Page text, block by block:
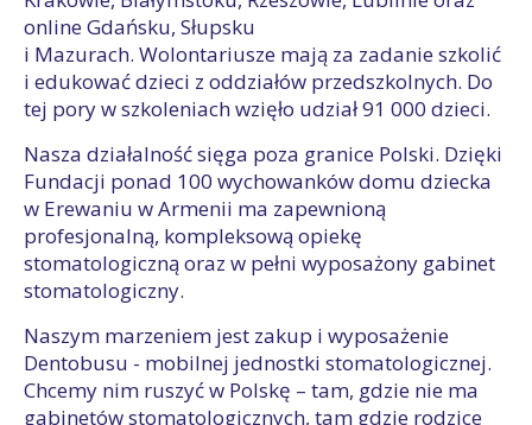
online Gdańsku, Słupsku
i Mazurach. Wolontariusze mają za zadanie szkolić
i edukować dzieci z oddziałów przedszkolnych. Do
tej pory w szkoleniach wzięło udział 91 000 dzieci.
Nasza działalność sięga poza granice Polski. Dzięki
Fundacji ponad 100 wychowanków domu dziecka
w Erewaniu w Armenii ma zapewnioną
profesjonalną, kompleksową opiekę
stomatologiczną oraz w pełni wyposażony gabinet
stomatologiczny.
Naszym marzeniem jest zakup i wyposażenie
Dentobusu - mobilnej jednostki stomatologicznej.
Chcemy nim ruszyć w Polskę – tam, gdzie nie ma
gabinetów stomatologicznych, tam gdzie rodzice